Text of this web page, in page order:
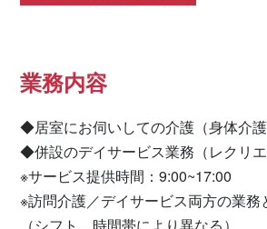
業務内容
◆居室にお伺いしての介護（身体介護
◆併設のデイサービス業務（レクリ
※サービス提供時間：9:00~17:00
※訪問介護／デイサービス両方の業務